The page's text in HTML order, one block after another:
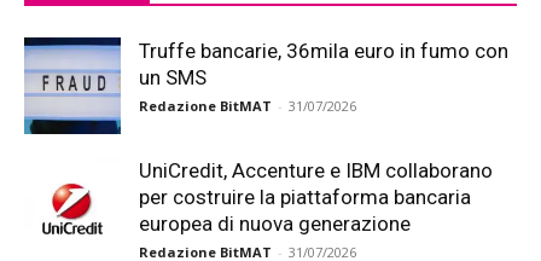
Truffe bancarie, 36mila euro in fumo con
un SMS
Redazione BitMAT - 31/07/2026
UniCredit, Accenture e IBM collaborano
per costruire la piattaforma bancaria
europea di nuova generazione
Redazione BitMAT - 31/07/2026